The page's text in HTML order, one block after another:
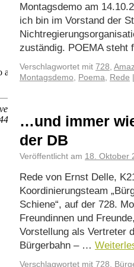
Montagsdemo am
ich bin im Vorstand der
zuständig. POEMA
Verschlagwortet mit 728,
Montagsdemo, Poema, Rede
…und immer
der DB
Veröffentlicht am 18. Oktober
Rede von Ernst Delle,
Koordinierungsteam
Schiene“, auf der 728.
Freundinnen und
Vorstellung als Vertreter
Bürgerbahn – …
Verschlagwortet mit 728,